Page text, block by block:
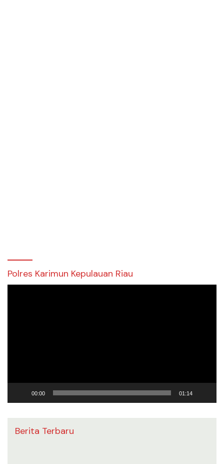
Polres Karimun Kepulauan Riau
00:00 01:14
Berita Terbaru